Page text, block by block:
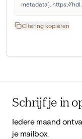
metadata]. https://
Citering kopiëren
Schrijf je in
Iedere maand
je mailbox.